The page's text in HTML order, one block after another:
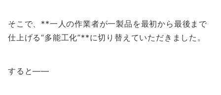
そこで、**一人の作業者が一製品を最初から最後まで
仕上げる“多能工化”**に切り替えていただきました。
すると――